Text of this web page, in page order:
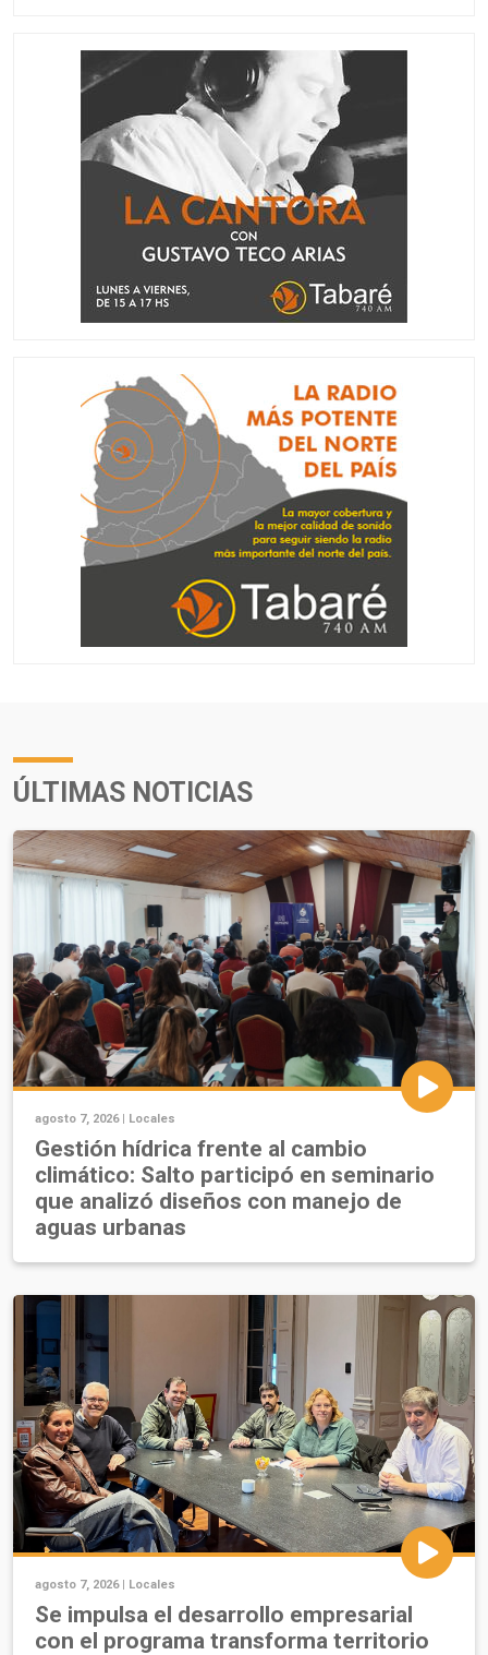
ÚLTIMAS NOTICIAS
agosto 7, 2026 | Locales
Gestión hídrica frente al cambio
climático: Salto participó en seminario
que analizó diseños con manejo de
aguas urbanas
agosto 7, 2026 | Locales
Se impulsa el desarrollo empresarial
con el programa transforma territorio